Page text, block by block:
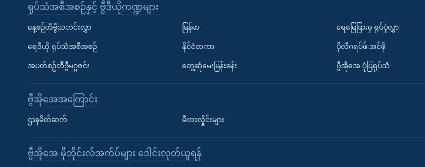
Learning English
ရုပ်သံအစီအစဉ်နှင့် ဗွီဒီယိုကဏ္ဍများ
နေ့စဉ်တီဗွီသတင်းလွှာ
ရေဒီယို ရုပ်သံအစီအစဉ်
အပတ်စဉ်တီဗွီမဂ္ဂဇင်း
မြန်မာ
နိုင်ငံတကာ
တွေ့ဆုံမေးမြန်းခန်း
ရေမြေခြားမှ ရုပ်ပုံလွှာ
ပိုလီဂရပ်ဖ်.အင်ဖို
ဗွီအိုအေ ပုံပြရုပ်သံ
ဗွီအိုအေအကြောင်း
ဌာနမိတ်ဆက် မီတာလှိုင်းများ
ဗွီအိုအေ မိုဘိုင်းလ်အက်ပ်များ ဒေါင်းလုတ်ယူရန်